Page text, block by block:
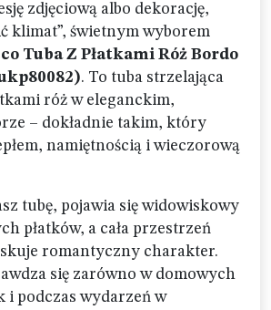
zdjęciową albo dekorację,
klimat”, świetnym wyborem
Tuba Z Płatkami Róż Bordo
. To tuba strzelająca
róż w eleganckim,
– dokładnie takim, który
namiętnością i wieczorową
tubę, pojawia się widowiskowy
płatków, a cała przestrzeń
romantyczny charakter.
się zarówno w domowych
i podczas wydarzeń w